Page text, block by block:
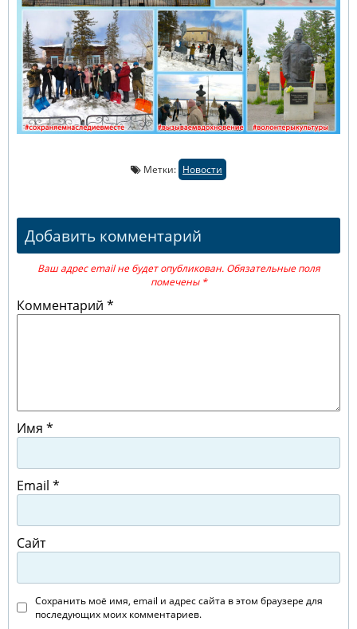
Метки: Новости
Добавить комментарий
Ваш адрес email не будет опубликован. Обязательные поля
помечены *
Комментарий *
Имя *
Email *
Сайт
Сохранить моё имя, email и адрес сайта в этом браузере для
последующих моих комментариев.